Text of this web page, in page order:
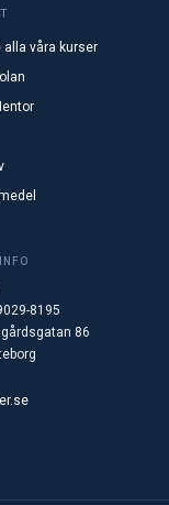
alla våra kurser
8195
86